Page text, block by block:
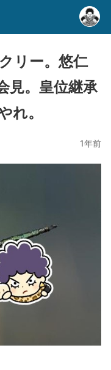
リー。悠仁
見。皇位継承
れ。
1年前